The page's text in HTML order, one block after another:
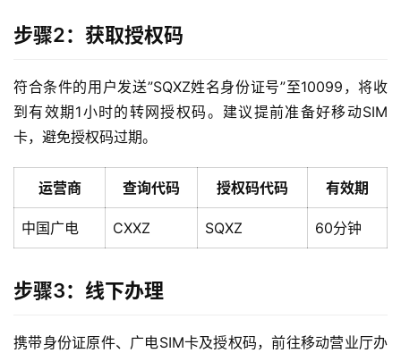
页
流
步骤2：获取授权码
符合条件的用户发送”SQXZ姓名身份证号”至10099，将收
到有效期1小时的转网授权码。建议提前准备好移动SIM
卡，避免授权码过期。
运营商 查询代码 授权码代码 有效期
中国广电 CXXZ SQXZ 60分钟
步骤3：线下办理
携带身份证原件、广电SIM卡及授权码，前往移动营业厅办